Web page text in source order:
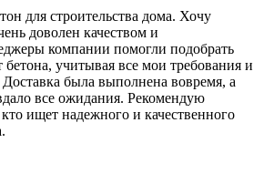
для строительства дома. Хочу
доволен качеством и
компании помогли подобрать
учитывая все мои требования и
была выполнена вовремя, а
все ожидания. Рекомендую
ищет надежного и качественного